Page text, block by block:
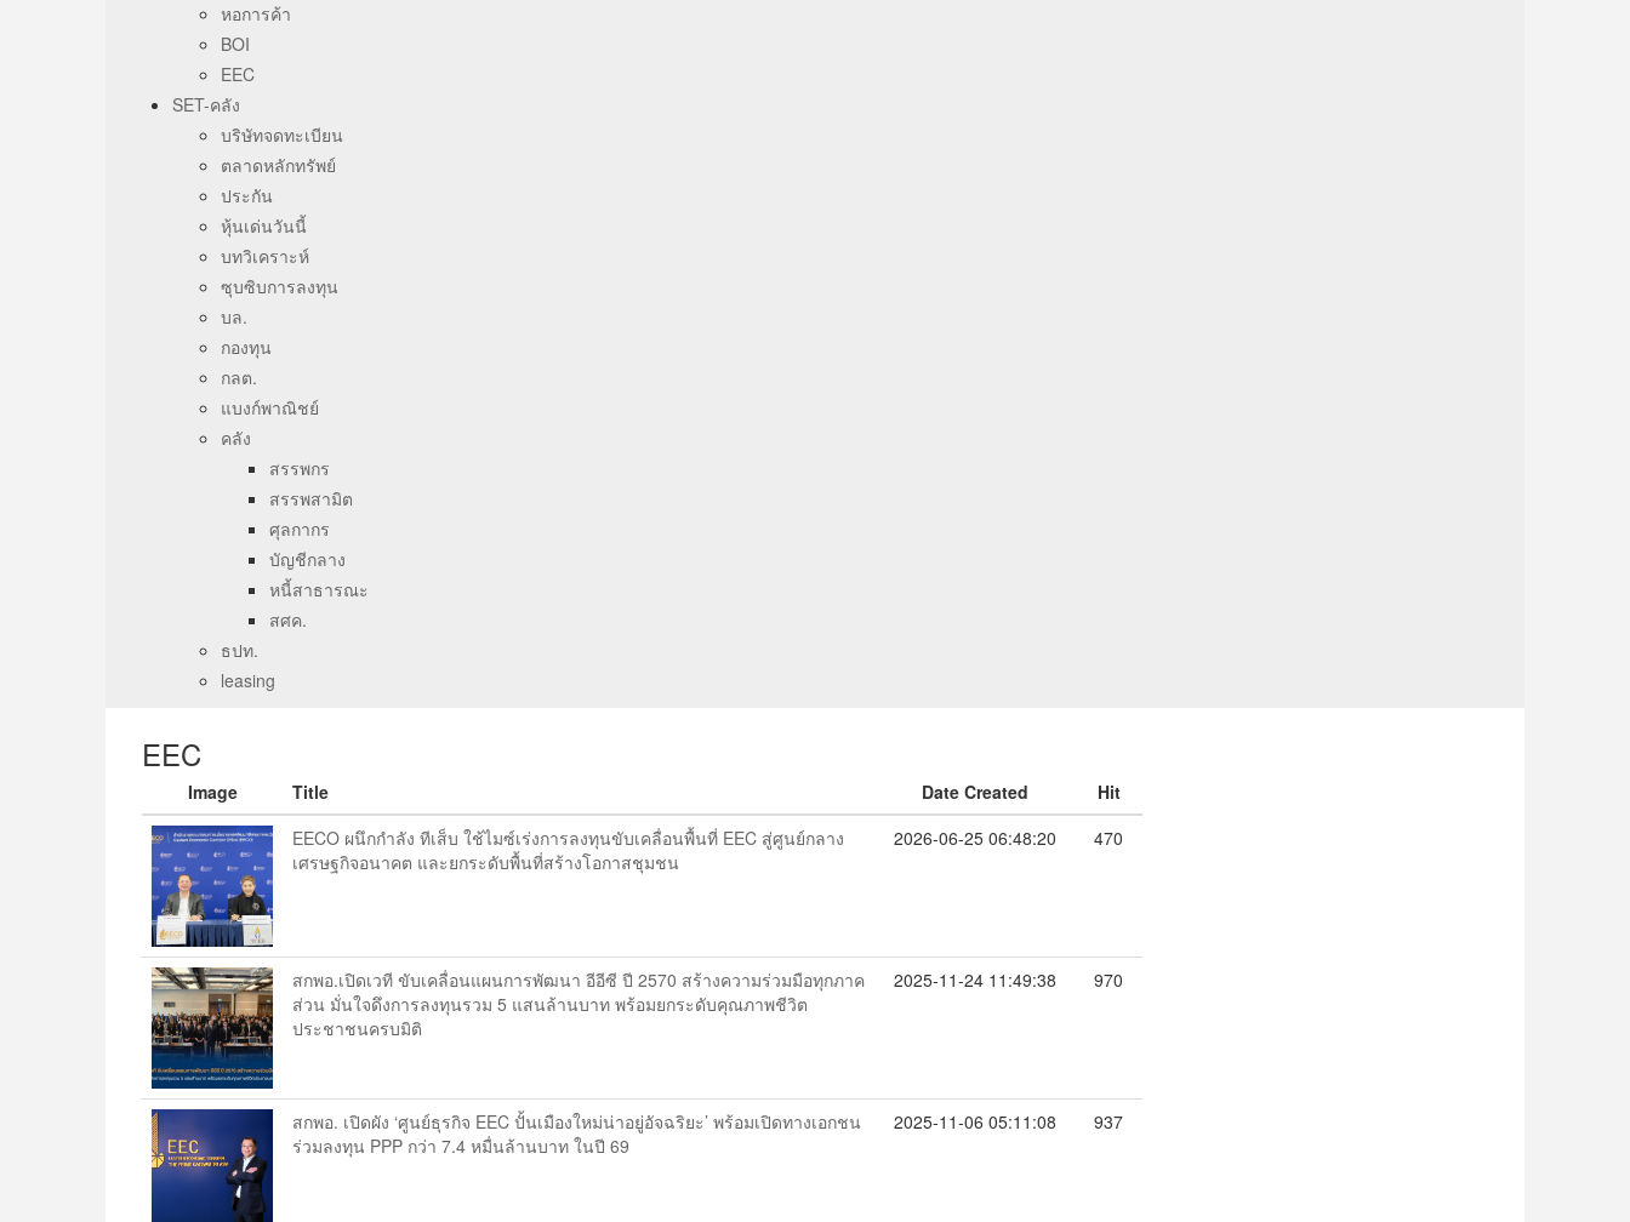
หอการค้า
BOI
EEC
SET-คลัง
บริษัทจดทะเบียน
ตลาดหลักทรัพย์
ประกัน
หุ้นเด่นวันนี้
บทวิเคราะห์
ซุบซิบการลงทุน
บล.
กองทุน
กลต.
แบงก์พาณิชย์
คลัง
สรรพกร
สรรพสามิต
ศุลกากร
บัญชีกลาง
หนี้สาธารณะ
สศค.
ธปท.
leasing
EEC
Image Title Date Created
Hit
EECO ผนึกกำลัง ทีเส็บ ใช้ไมซ์เร่งการลงทุนขับเคลื่อนพื้นที่ EEC สู่ศูนย์กลาง
เศรษฐกิจอนาคต และยกระดับพื้นที่สร้างโอกาสชุมชน
2026-06-25 06:48:20 470
สกพอ.เปิดเวที ขับเคลื่อนแผนการพัฒนา อีอีซี ปี 2570 สร้างความร่วมมือทุกภาค
ส่วน มั่นใจดึงการลงทุนรวม 5 แสนล้านบาท พร้อมยกระดับคุณภาพชีวิต
ประชาชนครบมิติ
2025-11-24 11:49:38 970
สกพอ. เปิดผัง ‘ศูนย์ธุรกิจ EEC ปั้นเมืองใหม่น่าอยู่อัจฉริยะ’ พร้อมเปิดทางเอกชน
ร่วมลงทุน PPP กว่า 7.4 หมื่นล้านบาท ในปี 69
2025-11-06 05:11:08 937